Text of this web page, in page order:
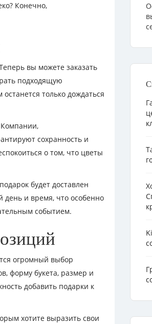
Конечно,
вы можете заказать
подходящую
только дождаться
Компании,
сохранность и
о том, что цветы
будет доставлен
день и время, что особенно
событием.
огромный выбор
форму букета, размер и
добавить подарки к
хотите выразить свои